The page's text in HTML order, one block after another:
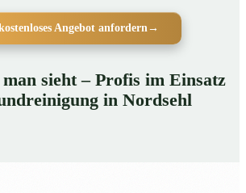
Angebot anfordern →
sieht – Profis im Einsatz
in Nordsehl